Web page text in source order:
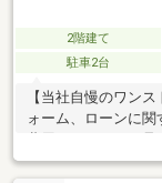
2階建て
駐車2台
【当社自慢のワン
ォーム、ローンに
費用もまとめてお
却が並行して行えま